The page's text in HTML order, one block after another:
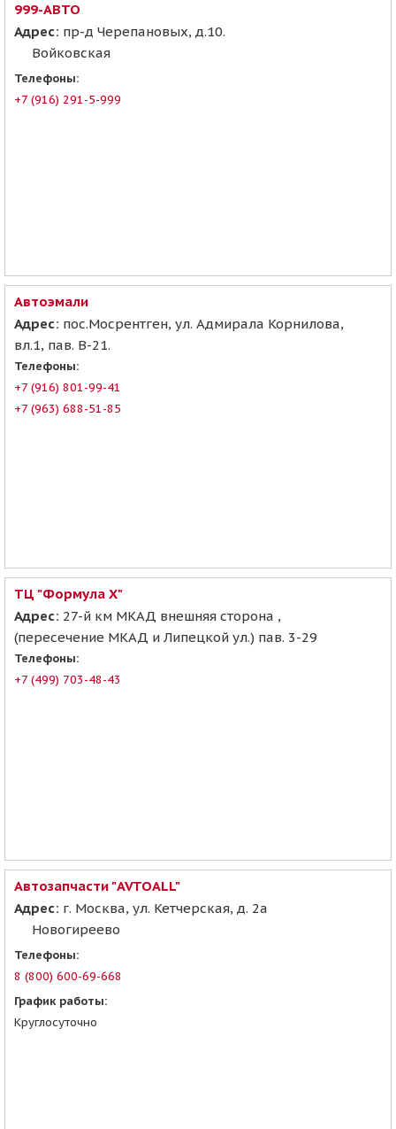
999-АВТО
Адрес: пр-д Черепановых, д.10.
Войковская
Телефоны:
+7 (916) 291-5-999
Автоэмали
Адрес: пос.Мосрентген, ул. Адмирала Корнилова,
вл.1, пав. В-21.
Телефоны:
+7 (916) 801-99-41
+7 (963) 688-51-85
ТЦ "Формула Х"
Адрес: 27-й км МКАД внешняя сторона ,
(пересечение МКАД и Липецкой ул.) пав. 3-29
Телефоны:
+7 (499) 703-48-43
Автозапчасти "AVTOALL"
Адрес: г. Москва, ул. Кетчерская, д. 2а
Новогиреево
Телефоны:
8 (800) 600-69-668
График работы:
Круглосуточно